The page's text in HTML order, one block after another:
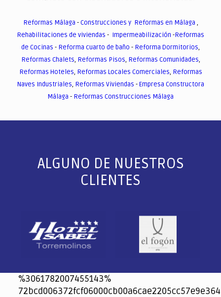
Reformas Málaga -Construcciones y Reformas en Málaga ,
Rehabilitaciones de viviendas - Impermeabilización -Reformas
de Cocinas - Reforma cuarto de baño - Reforma Dormitorios,
Reformas Chalets, Reformas Pisos, Reformas Comunidades,
Reformas Hoteles, Reformas Locales Comerciales, Reformas
Naves Industriales, Reformas Viviendas -Empresa Constructora
Málaga - Reformas Construcciones Málaga
ALGUNO DE NUESTROS
CLIENTES
%3061782007455143%